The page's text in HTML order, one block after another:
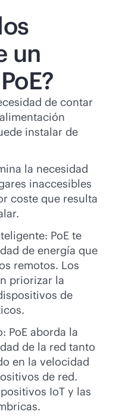
un
de contar
instalar de
la necesidad
inaccesibles
coste que resulta
PoE te
de energía que
remotos. Los
priorizar la
de
PoE aborda la
de la red tanto
en la velocidad
de red.
IoT y las